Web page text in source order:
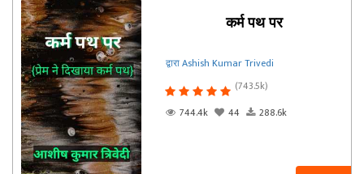
कर्म पथ पर
द्वारा Ashish Kumar Trivedi
(743.5k)
744.4k
44 288.6k